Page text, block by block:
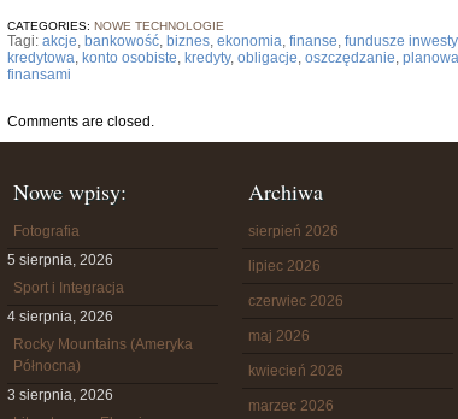
CATEGORIES: NOWE TECHNOLOGIE
Tagi: akcje, bankowość, biznes, ekonomia, finanse, fundusze
kredytowa, konto osobiste, kredyty, obligacje, oszczędzanie,
finansami
Comments are closed.
Nowe wpisy:
Fotografia
5 sierpnia, 2026
Sport i Integracja
4 sierpnia, 2026
Rocky Mountains (Ameryka
Północna)
3 sierpnia, 2026
Archiwa
sierpień 2026
lipiec 2026
czerwiec 2026
maj 2026
kwiecień 2026
marzec 2026